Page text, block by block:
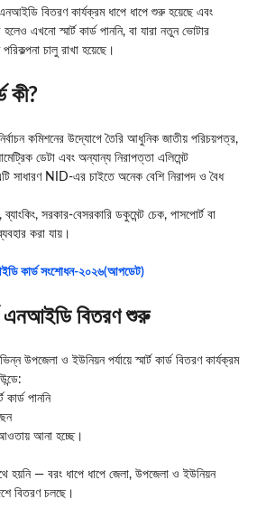
বিতরণ কার্যক্রম ধাপে ধাপে শুরু হয়েছে এবং
এখনো স্মার্ট কার্ড পাননি, বা যারা নতুন ভোটার
চালু রাখা হয়েছে।
কী?
কমিশনের উদ্যোগে তৈরি আধুনিক জাতীয় পরিচয়পত্র,
ডেটা এবং অন্যান্য নিরাপত্তা এলিমেন্ট
সাধারণ NID-এর চাইতে অনেক বেশি নিরাপদ ও বৈধ
সরকার-বেসরকারি ডকুমেন্ট চেক, পাসপোর্ট বা
করা যায়।
কার্ড সংশোধন-২০২৬(আপডেট)
এনআইডি বিতরণ শুরু
উপজেলা ও ইউনিয়ন পর্যায়ে স্মার্ট কার্ড বিতরণ কার্যক্রম
পাননি
আনা হচ্ছে।
হয়নি — বরং ধাপে ধাপে জেলা, উপজেলা ও ইউনিয়ন
বিতরণ চলছে।